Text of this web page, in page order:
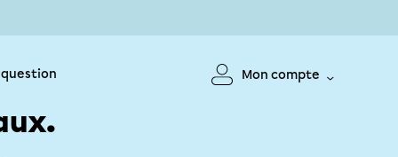
Mon compte